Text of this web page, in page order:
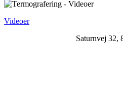
Videoer
Saturnvej 32,